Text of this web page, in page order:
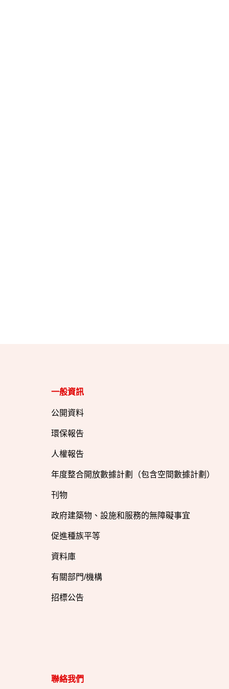
一般資訊​
公開資料
環保報告
人權報告
年度整合開放數據計劃（包含空間數據計劃）
刊物
政府建築物、設施和服務的無障礙事宜
促進種族平等
資料庫
有關部門/機構
招標公告
聯絡我們